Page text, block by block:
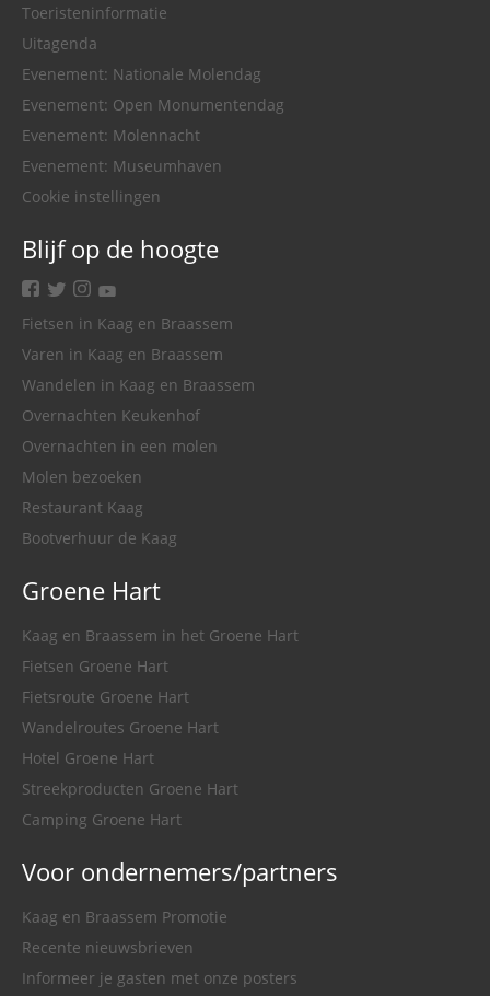
Toeristeninformatie
Uitagenda
Evenement: Nationale Molendag
Evenement: Open Monumentendag
Evenement: Molennacht
Evenement: Museumhaven
Cookie instellingen
Blijf op de hoogte
facebook
twitterinstagram
youtube
Fietsen in Kaag en Braassem
Varen in Kaag en Braassem
Wandelen in Kaag en Braassem
Overnachten Keukenhof
Overnachten in een molen
Molen bezoeken
Restaurant Kaag
Bootverhuur de Kaag
Groene Hart
Kaag en Braassem in het Groene Hart
Fietsen Groene Hart
Fietsroute Groene Hart
Wandelroutes Groene Hart
Hotel Groene Hart
Streekproducten Groene Hart
Camping Groene Hart
Voor ondernemers/partners
Kaag en Braassem Promotie
Recente nieuwsbrieven
Informeer je gasten met onze posters